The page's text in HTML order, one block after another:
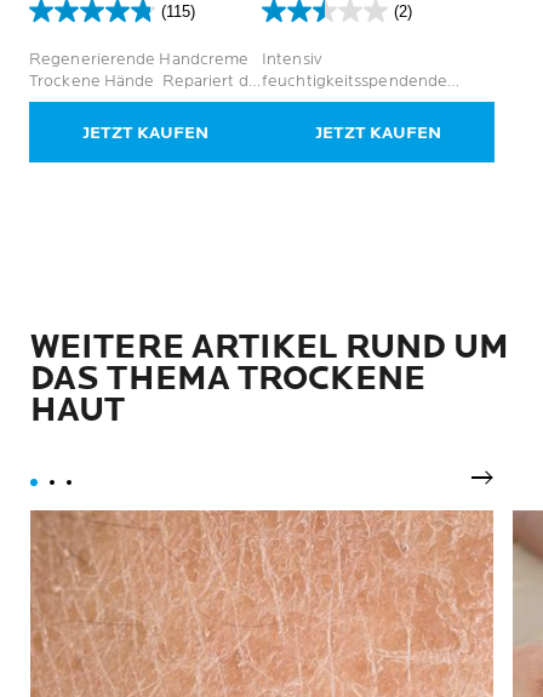
(115)
4.8
5
Sternen.
Bewertungen
Regenerierende Handcreme
Trockene Hände Repariert die
Hautschutzbarriere
JETZT KAUFEN
(2)
2.5
5
Sternen.
Bewertungen
Intensiv
feuchtigkeitsspendende
Körperpflege mit 30 % Urea
für extrem trockene und raue
JETZT KAUFEN
WEITERE ARTIKEL RUND UM
DAS THEMA TROCKENE
HAUT